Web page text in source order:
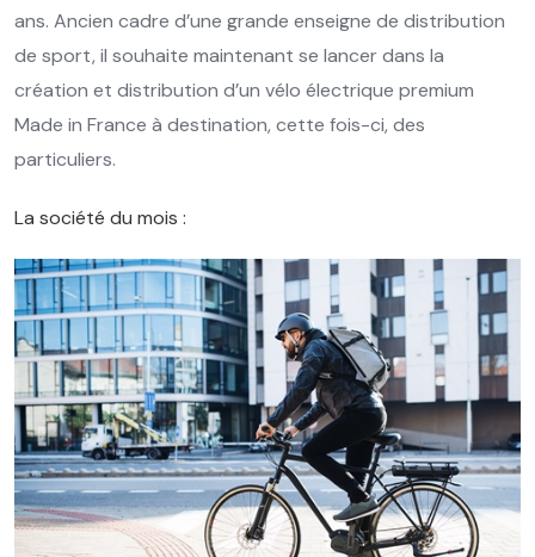
ans. Ancien cadre d’une grande enseigne de distribution
de sport, il souhaite maintenant se lancer dans la
création et distribution d’un vélo électrique premium
Made in France à destination, cette fois-ci, des
particuliers.
La société du mois :